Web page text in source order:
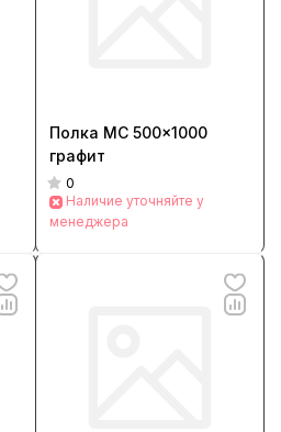
Полка МС 500x1000
графит
0
Наличие уточняйте у
менеджера